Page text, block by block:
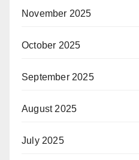
November 2025
October 2025
September 2025
August 2025
July 2025